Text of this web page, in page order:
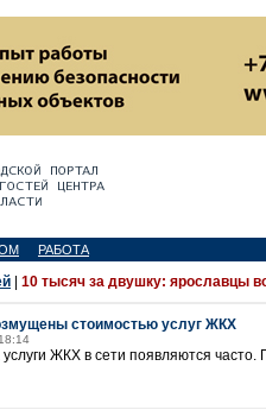
РАБОТА
10 тысяч за двушку: ярославцы
стоимостью услуг ЖКХ
ЖКХ в сети появляются часто.